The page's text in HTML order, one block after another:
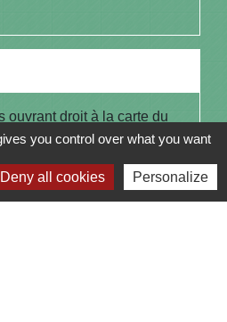
ouvrant droit à la carte du
et sejour en Franceopen_in_new
you control over what you want
Deny all cookies Personalize